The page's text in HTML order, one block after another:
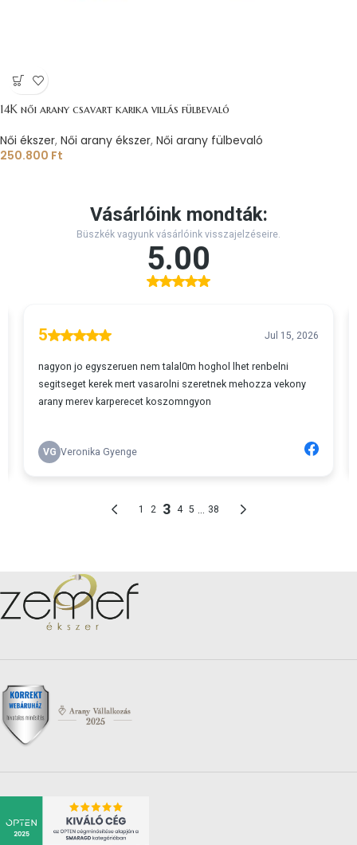
14K női arany csavart karika villás fülbevaló
Női ékszer, Női arany ékszer, Női arany fülbevaló
250.800 Ft